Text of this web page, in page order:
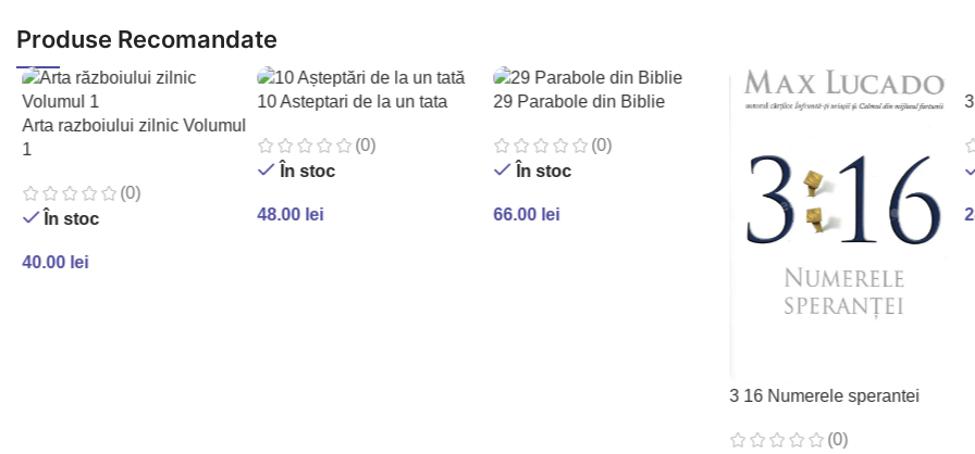
Produse Recomandate
Arta razboiului zilnic Volumul
1
(0)
În stoc
40.00 lei
10 Asteptari de la un tata
(0)
În stoc
48.00 lei
29 Parabole din Biblie
(0)
În stoc
66.00 lei
3 16 Numerele sperantei
(0)